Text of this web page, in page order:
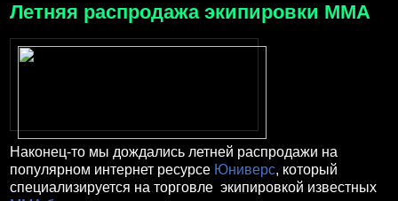
Летняя распродажа экипировки ММА
Наконец-то мы дождались летней распродажи на
популярном интернет ресурсе Юниверс, который
специализируется на торговле экипировкой известных